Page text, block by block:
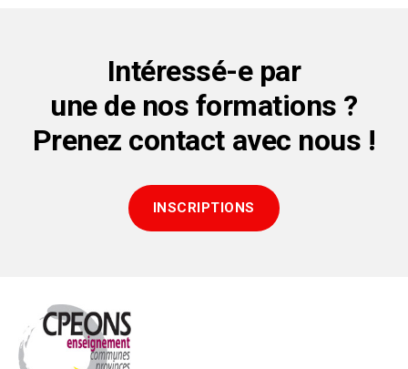
Intéressé-e par
une de nos formations ?
Prenez contact avec nous !
INSCRIPTIONS